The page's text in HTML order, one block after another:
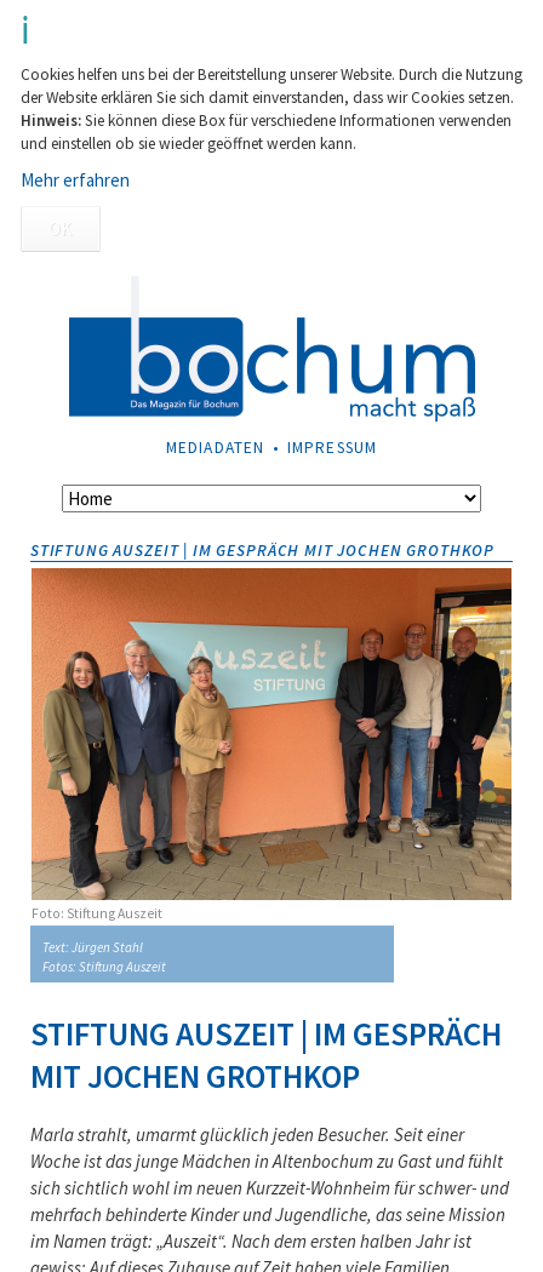
Cookies helfen uns bei der Bereitstellung unserer Website. Durch die Nutzung
der Website erklären Sie sich damit einverstanden, dass wir Cookies setzen.
Hinweis:Sie können diese Box für verschiedene Informationen verwenden
und einstellen ob sie wieder geöffnet werden kann.
Mehr erfahren
OK
NAVIGATION
MEDIADATEN IMPRESSUM
Navigation
STIFTUNG AUSZEIT | IM GESPRÄCH MIT JOCHEN GROTHKOP
Foto: Stiftung Auszeit
Text: Jürgen Stahl
Fotos: Stiftung Auszeit
STIFTUNG AUSZEIT | IM GESPRÄCH
MIT JOCHEN GROTHKOP
Marla strahlt, umarmt glücklich jeden Besucher. Seit einer
Woche ist das junge Mädchen in Altenbochum zu Gast und fühlt
sich sichtlich wohl im neuen Kurzzeit-Wohnheim für schwer- und
mehrfach behinderte Kinder und Jugendliche, das seine Mission
im Namen trägt: „Auszeit“. Nach dem ersten halben Jahr ist